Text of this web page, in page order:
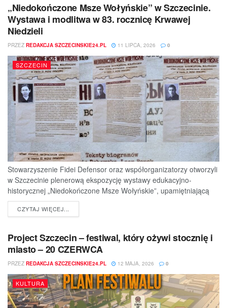
„Niedokończone Msze Wołyńskie” w Szczecinie.
Wystawa i modlitwa w 83. rocznicę Krwawej
Niedzieli
PRZEZ REDAKCJA SZCZECINSKIE24.PL 11 LIPCA, 2026 0
SZCZECIN
Stowarzyszenie Fidei Defensor oraz współorganizatorzy otworzyli
w Szczecinie plenerową ekspozycję wystawy edukacyjno-
historycznej „Niedokończone Msze Wołyńskie”, upamiętniającą
ofiary jednej z najtragiczniejszych...
CZYTAJ WIĘCEJ...
Project Szczecin – festiwal, który ożywi stocznię i
miasto – 20 CZERWCA
PRZEZ REDAKCJA SZCZECINSKIE24.PL 12 MAJA, 2026 0
KULTURA